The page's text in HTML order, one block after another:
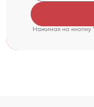
Нажимая на кнопку